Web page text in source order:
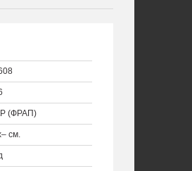
(ФРАП)
см.